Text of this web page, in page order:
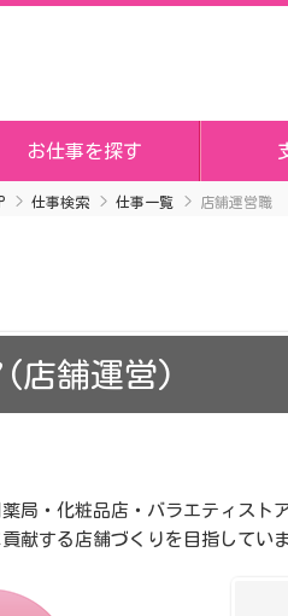
お仕事を探す
仕事検索 仕事一覧 店舗運営職
(店舗運営)
局・化粧品店・バラエティス
献する店舗づくりを目指していま